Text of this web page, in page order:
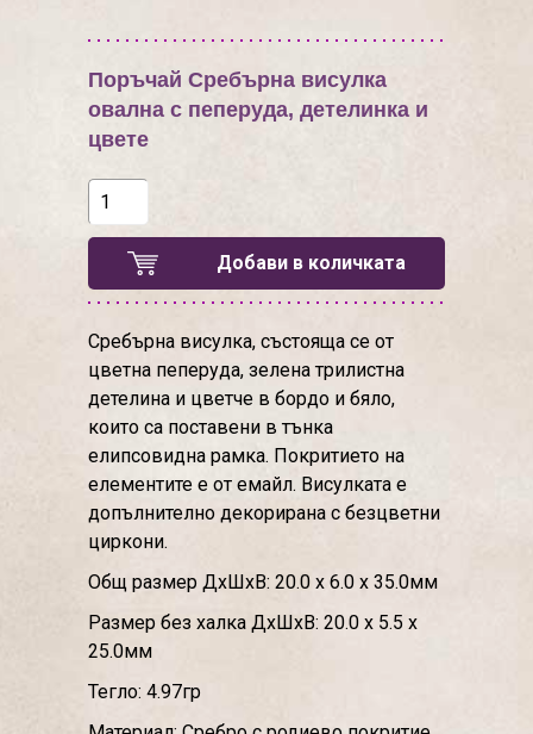
Поръчай Сребърна висулка
овална с пеперуда, детелинка и
цвете
Добави в количката
Сребърна висулка, състояща се от
цветна пеперуда, зелена трилистна
детелина и цветче в бордо и бяло,
които са поставени в тънка
елипсовидна рамка. Покритието на
елементите е от емайл. Висулката е
допълнително декорирана с безцветни
циркони.
Общ размер ДхШхВ: 20.0 х 6.0 х 35.0мм
Размер без халка ДхШхВ: 20.0 х 5.5 х
25.0мм
Тегло: 4.97гр